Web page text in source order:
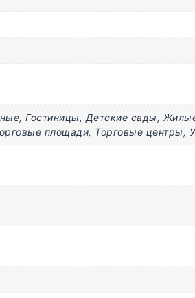
, Гостиницы, Детские сады,
площади, Торговые центры,